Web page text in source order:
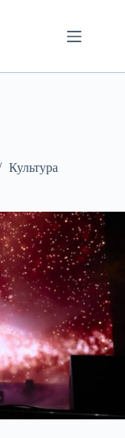
Культура